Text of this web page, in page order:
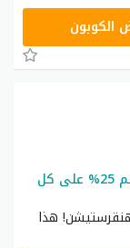
الكوبون
كوبون خصم هنقرستيشن ساره الودعاني خصم 25% على كل
هذا